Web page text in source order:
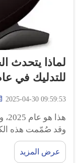
لماذا يتحدث
للتدليك في عام
2025-04-30 09:59:53
وقد صُمّمت هذه
على الاسترخاء
لدرجة أنها
عرض المزيد